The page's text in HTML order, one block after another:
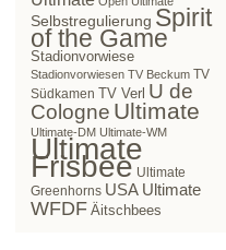
Selbstregulierung Spirit
of the Game
Stadionvorwiese
Stadionvorwiesen TV Beckum TV
Südkamen TV Verl U de
Cologne Ultimate
Ultimate-DM Ultimate-WM
Ultimate
Frisbee Ultimate
Greenhorns USA Ultimate
WFDF Äitschbees